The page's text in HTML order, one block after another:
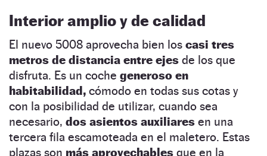
Interior amplio y de calidad
El nuevo 5008 aprovecha bien los casi tres
metros de distancia entre ejes de los que
disfruta. Es un coche generoso en
habitabilidad, cómodo en todas sus cotas y
con la posibilidad de utilizar, cuando sea
necesario, dos asientos auxiliares en una
tercera fila escamoteada en el maletero. Estas
plazas son más aprovechables que en la